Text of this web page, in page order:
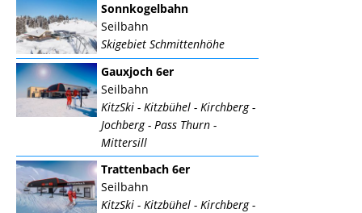
Sonnkogelbahn
Seilbahn
Skigebiet Schmittenhöhe
Gauxjoch 6er
Seilbahn
KitzSki - Kitzbühel - Kirchberg -
Jochberg - Pass Thurn -
Mittersill
Trattenbach 6er
Seilbahn
KitzSki - Kitzbühel - Kirchberg -